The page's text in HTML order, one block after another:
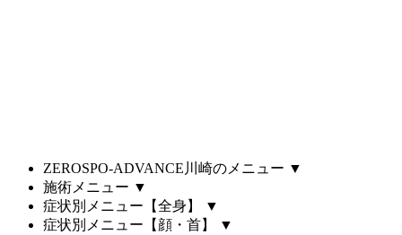
ZEROSPO-ADVANCE川崎のメニュー ▼
施術メニュー ▼
症状別メニュー【全身】
▼
症状別メニュー【顔・首】
▼